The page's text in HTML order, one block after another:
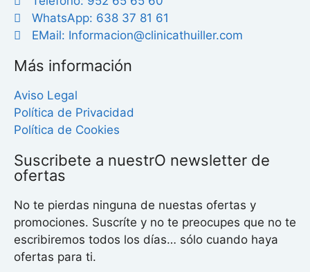
WhatsApp: 638 37 81 61
EMail: Informacion@clinicathuiller.com
Más información
Aviso Legal
Política de Privacidad
Política de Cookies
Suscribete a nuestrO newsletter de
ofertas
No te pierdas ninguna de nuestas ofertas y
promociones. Suscríte y no te preocupes que no te
escribiremos todos los días… sólo cuando haya
ofertas para ti.